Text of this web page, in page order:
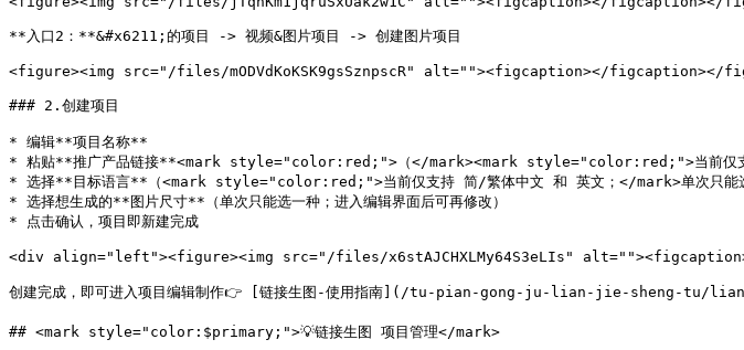
**入口2：**&#x6211;的项目 -> 视频&图片项目 -> 创建图片项目
<figure><img src="/files/mODVdKoKSK9gsSznpscR" alt=""><figcaption></figcaption></
### 2.创建项目
* 编辑**项目名称**
* 粘贴**推广产品链接**<mark style="color:red;">（</mark><mark style="color:red;">当前
* 选择**目标语言**（<mark style="color:red;">当前仅支持 简/繁体中文 和 英文；</mark>单次只能选一
* 选择想生成的**图片尺寸**（单次只能选一种；进入编辑界面后可再修改）
* 点击确认，项目即新建完成
<div align="left"><figure><img src="/files/x6stAJCHXLMy64S3eLIs"
创建完成，即可进入项目编辑制作👉 [链接生图-使用指南](/tu-pian-gong-ju-lian-jie-sheng-
## <mark style="color:$primary;">💡链接生图 项目管理</mark>